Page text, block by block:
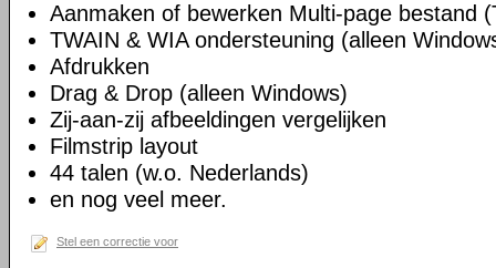
Aanmaken of bewerken Multi-page bestand
TWAIN & WIA ondersteuning (alleen
Afdrukken
Drag & Drop (alleen Windows)
Zij-aan-zij afbeeldingen vergelijken
Filmstrip layout
44 talen (w.o. Nederlands)
en nog veel meer.
Stel een correctie voor